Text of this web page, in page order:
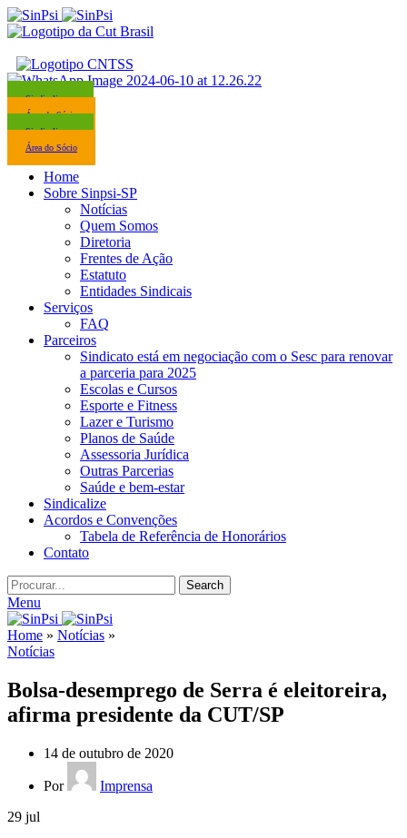
Sindicalize-se
Área do Sócio
Sindicalize-se
Área do Sócio
Home
Sobre Sinpsi-SP
Notícias
Quem Somos
Diretoria
Frentes de Ação
Estatuto
Entidades Sindicais
Serviços
FAQ
Parceiros
Sindicato está em negociação com o Sesc para renovar
a parceria para 2025
Escolas e Cursos
Esporte e Fitness
Lazer e Turismo
Planos de Saúde
Assessoria Jurídica
Outras Parcerias
Saúde e bem-estar
Sindicalize
Acordos e Convenções
Tabela de Referência de Honorários
Contato
Search
Menu
Home » Notícias »
Notícias
Bolsa-desemprego de Serra é eleitoreira,
afirma presidente da CUT/SP
14 de outubro de 2020
Por
Imprensa
29 jul